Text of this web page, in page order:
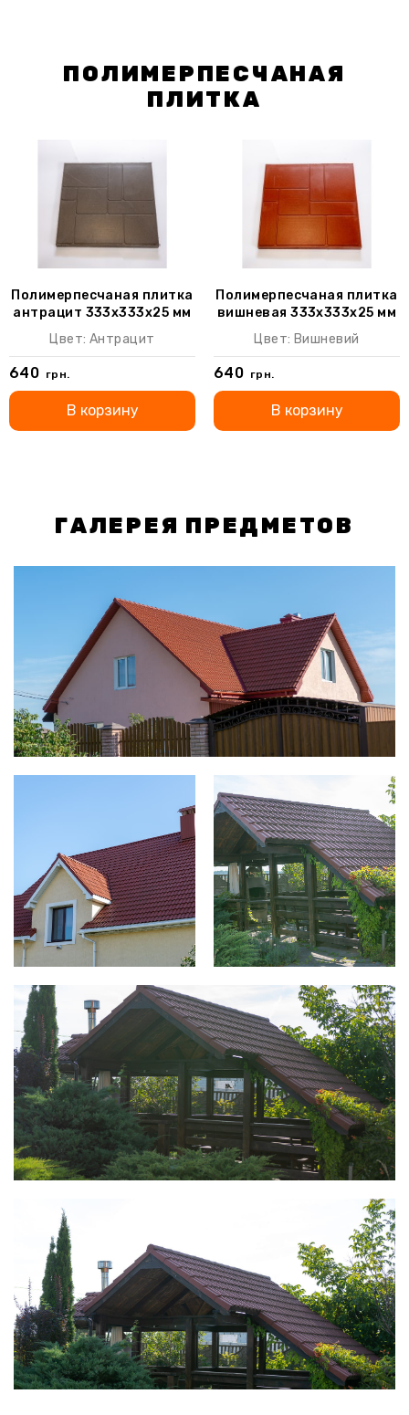
ПОЛИМЕРПЕСЧАНАЯ
ПЛИТКА
Полимерпесчаная плитка
антрацит 333х333х25 мм
(9 шт/м2)
Цвет: Антрацит
640 грн.
В корзину
Полимерпесчаная плитка
вишневая 333х333х25 мм
(9 шт/м2)
Цвет: Вишневий
640 грн.
В корзину
ГАЛЕРЕЯ ПРЕДМЕТОВ